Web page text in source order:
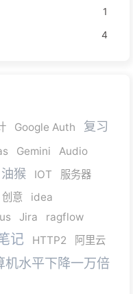
1
4
Google Auth 复习
Gemini Audio
油猴 IOT 服务器
创意
idea
Jira
ragflow
记 HTTP2
阿里云
机水平下降一万倍